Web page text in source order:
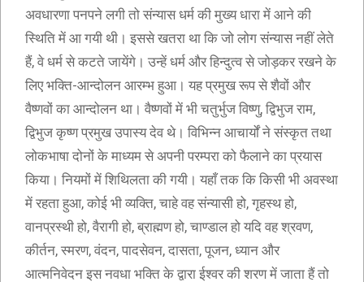
अवधारणा पनपने लगी तो संन्यास धर्म की मुख्य धारा में आने की
स्थिति में आ गयी थी। इससे खतरा था कि जो लोग संन्यास नहीं लेते
हैं, वे धर्म से कटते जायेंगे। उन्हें धर्म और हिन्दुत्व से जोड़कर रखने के
लिए भक्ति-आन्दोलन आरम्भ हुआ। यह प्रमुख रूप से शैवों और
वैष्णवों का आन्दोलन था। वैष्णवों में भी चतुर्भुज विष्णु, द्विभुज राम,
द्विभुज कृष्ण प्रमुख उपास्य देव थे। विभिन्न आचार्यों ने संस्कृत तथा
लोकभाषा दोनों के माध्यम से अपनी परम्परा को फैलाने का प्रयास
किया। नियमों में शिथिलता की गयी। यहाँ तक कि किसी भी अवस्था
में रहता हुआ, कोई भी व्यक्ति, चाहे वह संन्यासी हो, गृहस्थ हो,
वानप्रस्थी हो, वैरागी हो, ब्राह्मण हो, चाण्डाल हो यदि वह श्रवण,
कीर्तन, स्मरण, वंदन, पादसेवन, दासता, पूजन, ध्यान और
आत्मनिवेदन इस नवधा भक्ति के द्वारा ईश्वर की शरण में जाता हैं तो